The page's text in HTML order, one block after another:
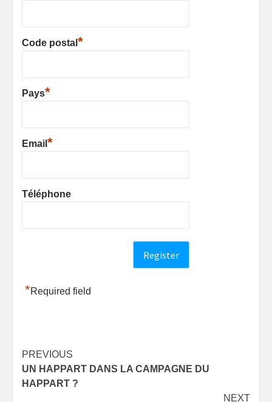
Code postal *
Pays*
Email *
Téléphone
*Required field
Post
navigation
PREVIOUS
UN HAPPART DANS LA CAMPAGNE DU
HAPPART ?
NEXT